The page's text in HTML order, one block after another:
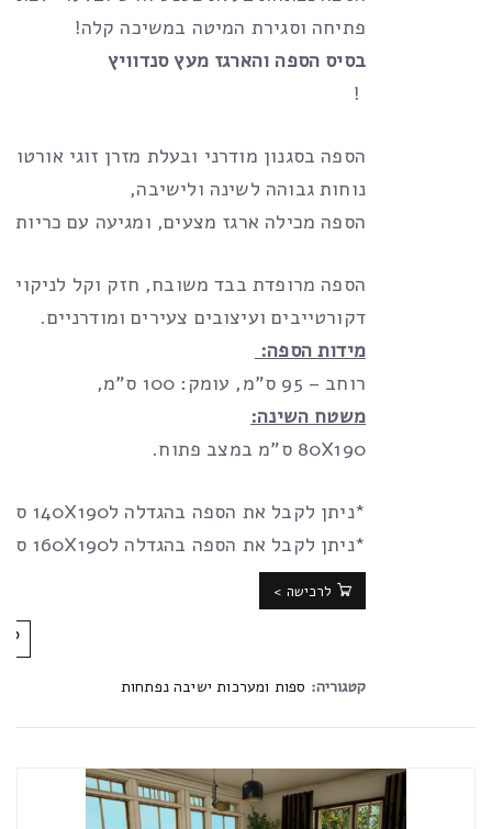
פתיחה וסגירת המיטה במשיכה קלה!
בסיס הספה והארגז מעץ סנדוויץ
!
הספה בסגנון מודרני ובעלת מזרן זוגי
נוחות גבוהה לשינה ולישיבה,
הספה מכילה ארגז מצעים, ומגיעה עם כריות
הספה מרופדת בבד משובח, חזק וקל לניקוי,
דקורטייבים ועיצובים צעירים ומודרניים.
מידות הספה:
רוחב – 95 ס”מ, עומק: 100 ס”מ,
משטח השינה:
80X190 ס”מ במצב פתוח.
*ניתן לקבל את הספה בהגדלה ל140X190 ס”מ
*ניתן לקבל את הספה בהגדלה ל160X190 ס”מ
לרכישה >
קטגוריה: ספות ומערכות ישיבה נפתחות